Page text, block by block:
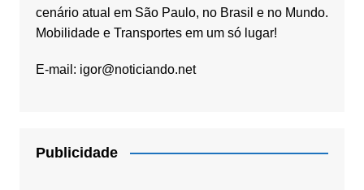
cenário atual em São Paulo, no Brasil e no Mundo.
Mobilidade e Transportes em um só lugar!
E-mail: igor@noticiando.net
Publicidade